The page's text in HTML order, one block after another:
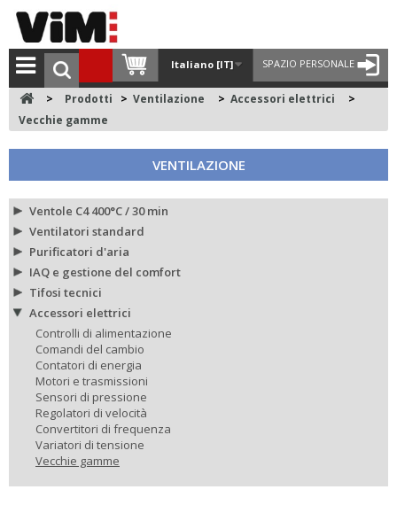
SPAZIO PERSONALE
Italiano [IT]
> Prodotti > Ventilazione > Accessori elettrici
>
Vecchie gamme
VENTILAZIONE
Ventole C4 400°C / 30 min
Ventilatori standard
Purificatori d'aria
IAQ e gestione del comfort
Tifosi tecnici
Accessori elettrici
Controlli di alimentazione
Comandi del cambio
Contatori di energia
Motori e trasmissioni
Sensori di pressione
Regolatori di velocità
Convertitori di frequenza
Variatori di tensione
Vecchie gamme